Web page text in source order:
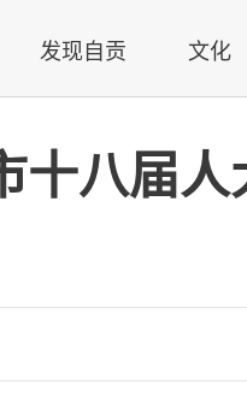
发现自贡 文化
十八届